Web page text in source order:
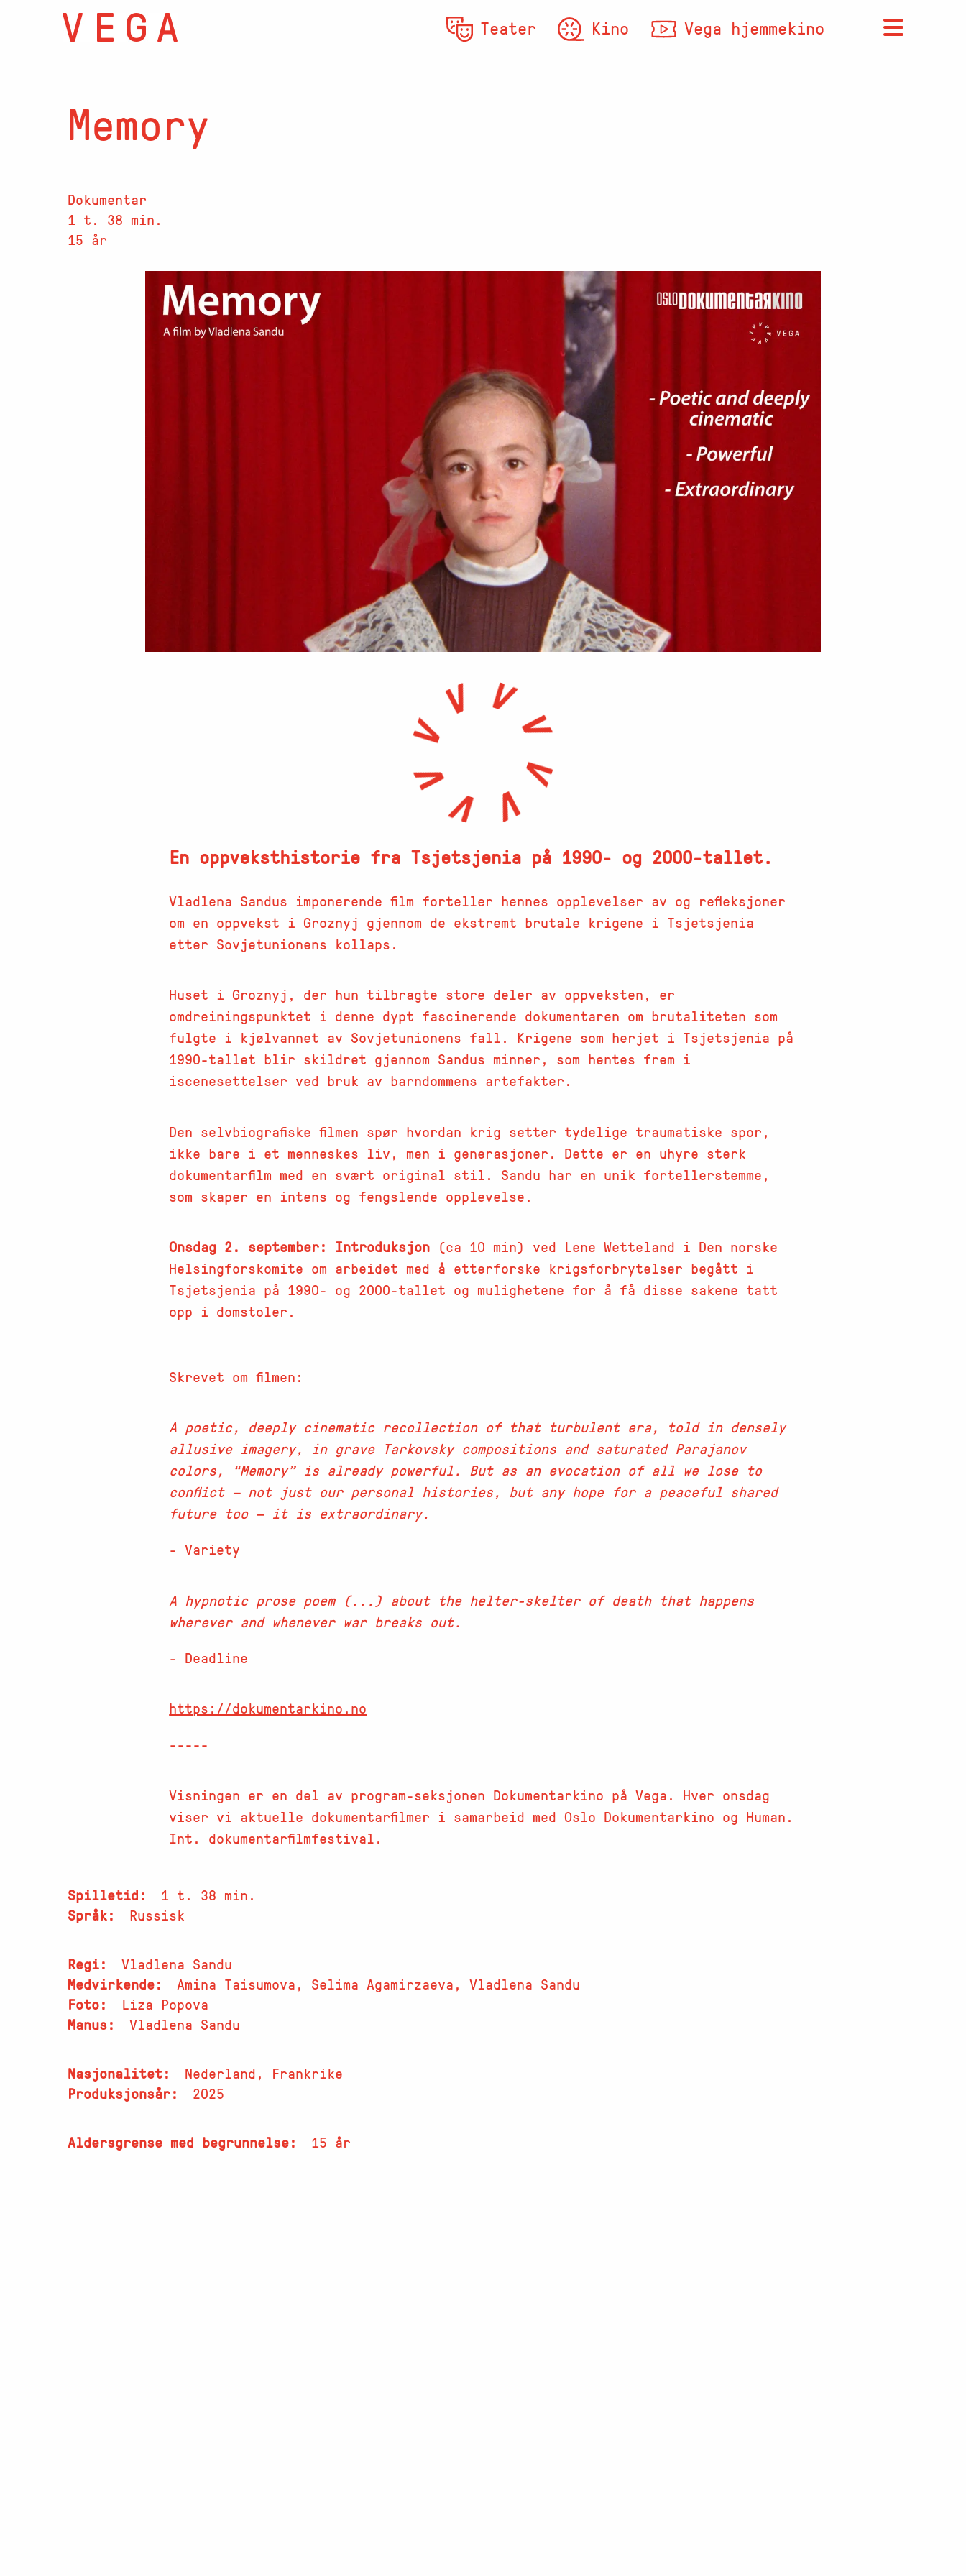
Teater Kino Vega hjemmekino
Memory
Dokumentar
1 t. 38 min.
15 år
En oppveksthistorie fra Tsjetsjenia på 1990- og 2000-tallet.
Vladlena Sandus imponerende film forteller hennes opplevelser av og refleksjoner
om en oppvekst i Groznyj gjennom de ekstremt brutale krigene i Tsjetsjenia
etter Sovjetunionens kollaps.
Huset i Groznyj, der hun tilbragte store deler av oppveksten, er
omdreiningspunktet i denne dypt fascinerende dokumentaren om brutaliteten som
fulgte i kjølvannet av Sovjetunionens fall. Krigene som herjet i Tsjetsjenia på
1990-tallet blir skildret gjennom Sandus minner, som hentes frem i
iscenesettelser ved bruk av barndommens artefakter.
Den selvbiografiske filmen spør hvordan krig setter tydelige traumatiske spor,
ikke bare i et menneskes liv, men i generasjoner. Dette er en uhyre sterk
dokumentarfilm med en svært original stil. Sandu har en unik fortellerstemme,
som skaper en intens og fengslende opplevelse.
Onsdag 2. september: Introduksjon (ca 10 min) ved Lene Wetteland i Den norske
Helsingforskomite om arbeidet med å etterforske krigsforbrytelser begått i
Tsjetsjenia på 1990- og 2000-tallet og mulighetene for å få disse sakene tatt
opp i domstoler.
Skrevet om filmen:
A poetic, deeply cinematic recollection of that turbulent era, told in densely
allusive imagery, in grave Tarkovsky compositions and saturated Parajanov
colors, “Memory” is already powerful. But as an evocation of all we lose to
conflict — not just our personal histories, but any hope for a peaceful shared
future too — it is extraordinary.
- Variety
A hypnotic prose poem (...) about the helter-skelter of death that happens
wherever and whenever war breaks out.
- Deadline
https://dokumentarkino.no
-----
Visningen er en del av program-seksjonen Dokumentarkino på Vega. Hver onsdag
viser vi aktuelle dokumentarfilmer i samarbeid med Oslo Dokumentarkino og Human.
Int. dokumentarfilmfestival.
Spilletid
1 t. 38 min.
Språk
Russisk
Regi
Vladlena Sandu
Medvirkende
Amina Taisumova, Selima Agamirzaeva, Vladlena Sandu
Foto
Liza Popova
Manus
Vladlena Sandu
Nasjonalitet
Nederland, Frankrike
Produksjonsår
2025
Aldersgrense med begrunnelse 15 år